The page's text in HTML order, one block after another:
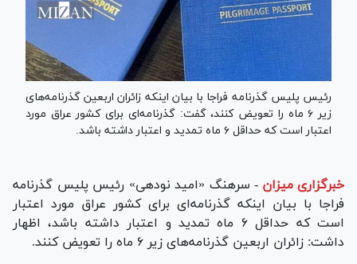
رئیس پلیس گذرنامه فراجا با بیان اینکه زائران اربعین گذرنامه‌های
زیر ۶ ماه را تعویض کنند، گفت: گذرنامه‌ای برای کشور عراق مورد
اعتبار است که حداقل ۶ ماه تمدید و اعتبار داشته باشد.
خبرگزاری میزان - سرهنگ «امید نودهی» رئیس پلیس گذرنامه
فراجا با بیان اینکه گذرنامه‌ای برای کشور عراق مورد اعتبار
است که حداقل ۶ ماه تمدید و اعتبار داشته باشد، اظهار
داشت: زائران اربعین گذرنامه‌های زیر ۶ ماه را تعویض کنند.